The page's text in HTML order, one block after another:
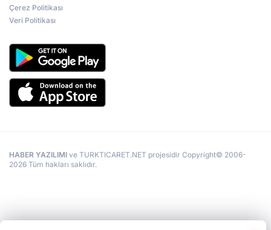
Çerez Politikası
Veri Politikası
HABER YAZILIMI ve TURKTICARET.NET projesidir Copyright© 2006-
2026 Tüm hakları saklıdır.